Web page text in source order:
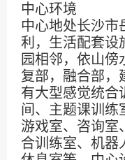
中心环境
中心地处长沙市
利，生活配套设
园相邻，依山傍
复部，融合部，
有大型感觉统合
间、主题课训练
游戏室、咨询室
合训练室、机器